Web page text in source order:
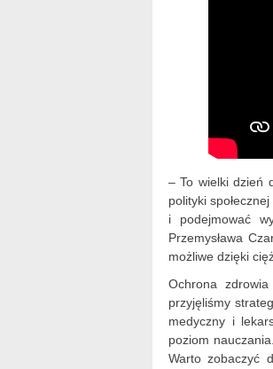
– To wielki dzień
polityki
i podejmować
Przemysława
możliwe dzięki
Ochrona
przyjęliśmy
medyczny i
poziom
Warto zobaczyć